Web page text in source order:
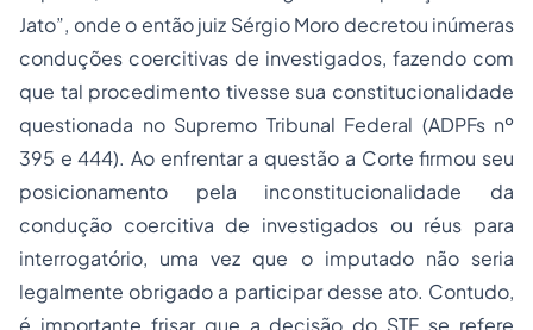
Jato”, onde o então juiz Sérgio Moro decretou inúmeras
conduções coercitivas de investigados, fazendo com
que tal procedimento tivesse sua constitucionalidade
questionada no Supremo Tribunal Federal (ADPFs nº
395 e 444). Ao enfrentar a questão a Corte firmou seu
posicionamento pela inconstitucionalidade da
condução coercitiva de investigados ou réus para
interrogatório, uma vez que o imputado não seria
legalmente obrigado a participar desse ato. Contudo,